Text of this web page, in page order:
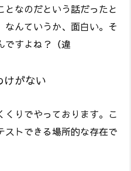
なのだという話だったと
なんていうか、面白い。そ
ですよね？（違
けがない
くりでやっております。こ
ストできる場所的な存在で